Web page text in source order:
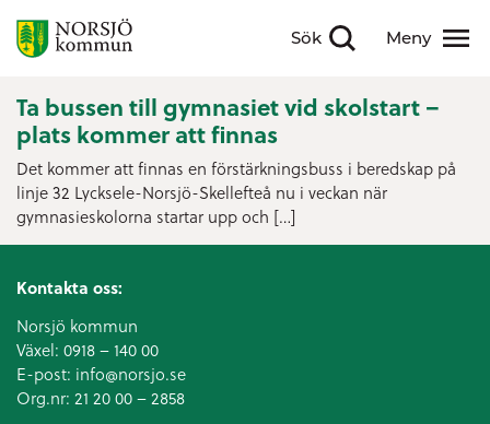
Sök
Visa sökfält Meny
Visa meny
Ta bussen till gymnasiet vid skolstart –
plats kommer att finnas
Det kommer att finnas en förstärkningsbuss i beredskap på
linje 32 Lycksele-Norsjö-Skellefteå nu i veckan när
gymnasieskolorna startar upp och […]
Kontakta oss:
Norsjö kommun
Växel: 0918 – 140 00
E-post: info@norsjo.se
Org.nr: 21 20 00 – 2858